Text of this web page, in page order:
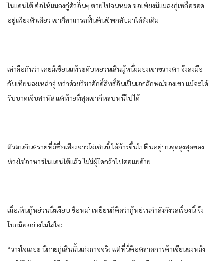
ใน​แดน​ใต้​ ต่อให้​แมลง​กู่​ตัว​อื่นๆ​ ตาย​ไปจน​หมด​ ขอ​เพียง​มีแมลง​กู่​เหลือ​รอด​
อยู่​เพียง​ตัว​เดียว​ เขา​ก็​สามารถ​ฟื้นคืนชีพ​กลับมา​ได้​ดังเดิม​
เล่าลือ​กัน​ว่า​ เคย​มีเซียน​แท้​ระดับ​หยวน​เสิน​ผู้​หนึ่ง​มอง​เขา​ขวาง​ตา​ จึงลงมือ​
กับ​เทียน​ฉงเหล่า​จู่ ทว่า​ด้วย​วิชา​ศักดิ์สิทธิ์​อันเป็น​เอกลักษณ์​ของ​เขา​ แม้จะได้
รับ​บาดเจ็บสาหัส​ แต่​ท้ายที่สุด​เขา​ก็​หลบหนี​ไปได้​
ตัวตน​อันตราย​ที่​มีชื่อเสียง​ฉาวโฉ่​เช่นนี้​ ได้​ก้าว​ขึ้นไป​ยืน​อยู่​บน​จุดสูงสุด​ของ​
ห่วง​โซ่อาหาร​ใน​แดน​ใต้​แล้ว​ ไม่มีผู้ใด​กล้า​ไปตอแย​ด้วย​
เมื่อ​เห็น​กู้​หย่วน​นิ่งเงียบ​ ซือ​หม่า​เหยียน​ก็​คิด​ว่า​กู้​หย่วน​กำลัง​กังวล​เรื่อง​นี้​ จึง
โบกมือ​อย่าง​ไม่ใส่ใจ:
“วางใจ​เถอะ​ นิกาย​กู่​เสิน​นั้น​เก่งกาจ​จริง​ แต่​ที่นี่​คือ​ตลาด​การค้า​เซียน​ฉงหมิง​